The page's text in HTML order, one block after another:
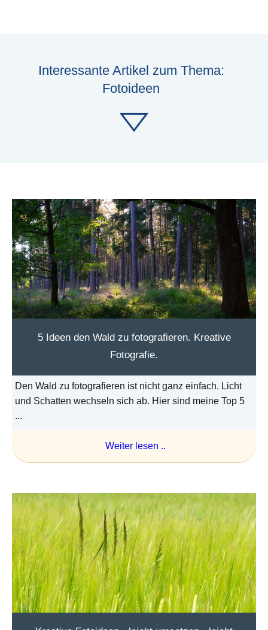
Interessante Artikel zum Thema:
Fotoideen
5 Ideen den Wald zu fotografieren. Kreative
Fotografie.
Den Wald zu fotografieren ist nicht ganz einfach. Licht
und Schatten wechseln sich ab. Hier sind meine Top 5
...
Weiter lesen ..